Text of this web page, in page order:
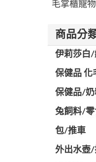
毛掌櫃寵
商品分
伊莉莎白/
保健品
保健品/
兔飼料/零
包/推車
外出水壺/